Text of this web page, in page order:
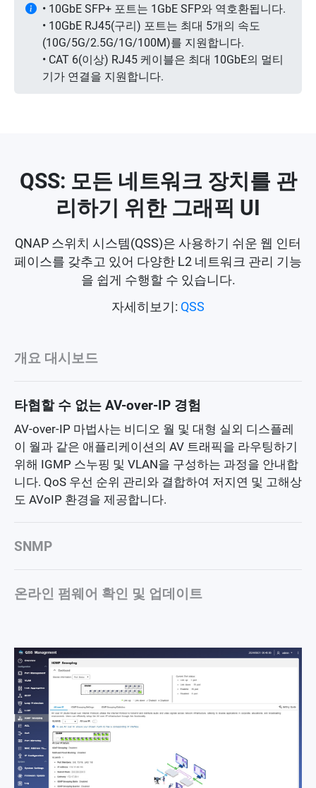
• 10GbE SFP+ 포트는 1GbE SFP와 역호환됩니다.
• 10GbE RJ45(구리) 포트는 최대 5개의 속도
(10G/5G/2.5G/1G/100M)를 지원합니다.
• CAT 6(이상) RJ45 케이블은 최대 10GbE의 멀티
기가 연결을 지원합니다.
QSS: 모든 네트워크 장치를 관
리하기 위한 그래픽 UI
QNAP 스위치 시스템(QSS)은 사용하기 쉬운 웹 인터
페이스를 갖추고 있어 다양한 L2 네트워크 관리 기능
을 쉽게 수행할 수 있습니다.
자세히보기: QSS
개요 대시보드
타협할 수 없는 AV-over-IP 경험
AV-over-IP 마법사는 비디오 월 및 대형 실외 디스플레
이 월과 같은 애플리케이션의 AV 트래픽을 라우팅하기
위해 IGMP 스누핑 및 VLAN을 구성하는 과정을 안내합
니다. QoS 우선 순위 관리와 결합하여 저지연 및 고해상
도 AVoIP 환경을 제공합니다.
SNMP
온라인 펌웨어 확인 및 업데이트